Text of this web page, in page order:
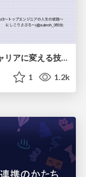
ネガティブをねじ伏せ、n=1のキャリアに変える技術
1 1.2k